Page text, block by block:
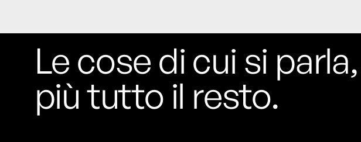
per completare il suo nuovo mixtape
Lo
ha fatto insieme al collettivo LATIN
MAFIA, registrato tutto a Città del
Messico e intitolato (didascalicamente
ma efficacemente) 9 months & 50 hours.
Le cose di cui si parla,
più tutto il resto.